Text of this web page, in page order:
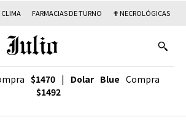
CLIMA FARMACIAS DE TURNO ✟ NECROLÓGICAS
$1470 | Dolar Blue Compra
$1492